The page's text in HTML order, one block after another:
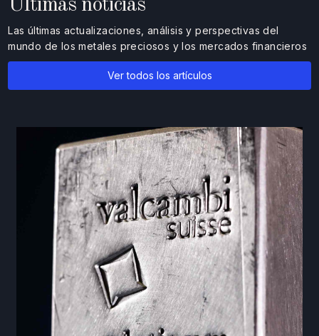
Últimas noticias
Las últimas actualizaciones, análisis y perspectivas del
mundo de los metales preciosos y los mercados financieros
Ver todos los artículos